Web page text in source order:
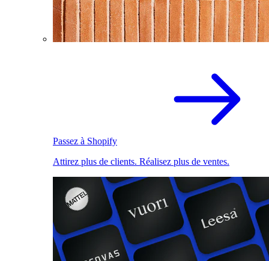
Passez à Shopify
Attirez plus de clients. Réalisez plus de ventes.